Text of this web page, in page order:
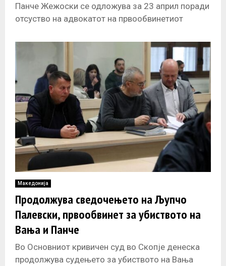
Панче Жежоски се одложува за 23 април поради
отсуство на адвокатот на првообвинетиот
Македонија
Продолжува сведочењето на Љупчо
Палевски, првообвинет за убиството на
Вања и Панче
Во Основниот кривичен суд во Скопје денеска
продолжува судењето за убиството на Вања